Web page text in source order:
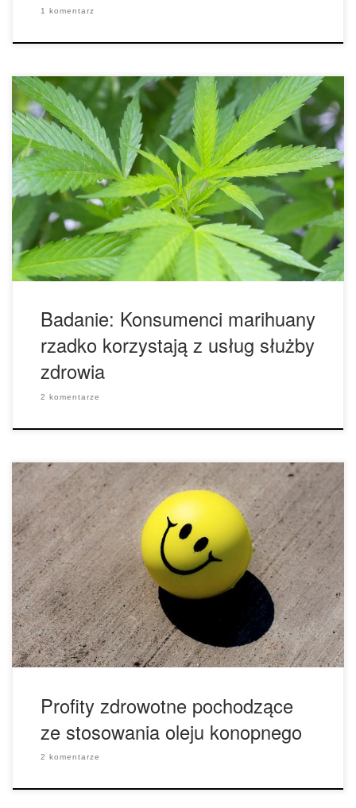
1 komentarz
Zgodnie z danymi opublikowanymi przed drukiem w
European Journal of Internal Medicine, konsumenci
marihuany dużo rzadziej korzystają z usług służby zdrowia
w porównaniu z osobami, które nie stosują marihuany.
Naukowcy z Medical College of Wisconsin oceniali
zależność między stosowaniem marihuany i korzystaniem z
opieki zdrowotnej w próbie 174.159.864 dorosłych
Amerykanów […]
Badanie: Konsumenci marihuany
rzadko korzystają z usług służby
zdrowia
2 komentarze
• Wegetarianie często mają problem, aby dostarczyć sobie
optymalną równowagę kwasów tłuszczowych omega z diety
– weganie tym bardziej. Olej konopny zapewnia optymalne
ich proporcje i jest łatwy w dodaniu do żywności. • Olej
konopny naturalnie zawiera niską zawartość cukru i
węglowodanów, a dzięki temu pomaga on zapewnić uczucie
sytości […]
Profity zdrowotne pochodzące
ze stosowania oleju konopnego
2 komentarze